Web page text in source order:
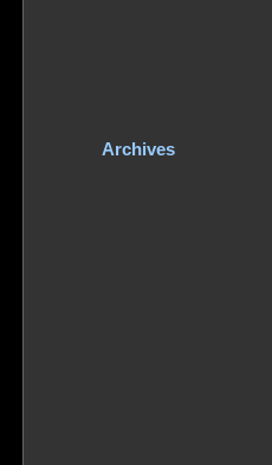
Archives